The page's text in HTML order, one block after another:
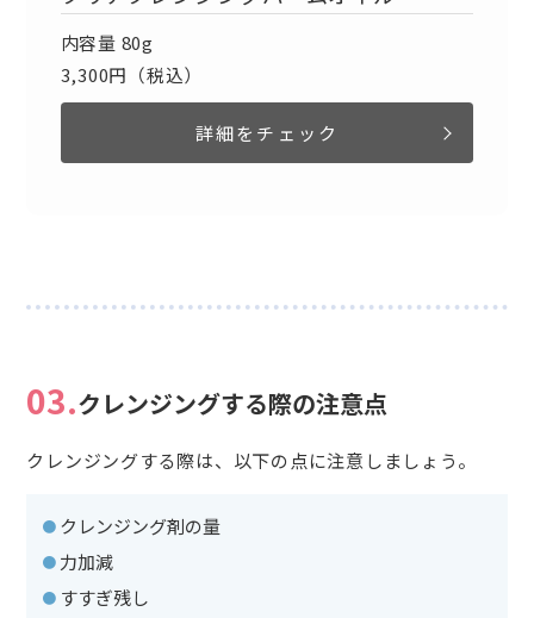
内容量 80g
3,300円（税込）
詳細をチェック
03.クレンジングする際の注意点
クレンジングする際は、以下の点に注意しましょう。
・クレンジング剤の量
・力加減
・すすぎ残し